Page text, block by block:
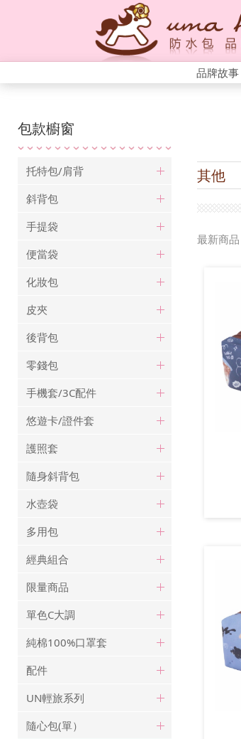
品牌故事
包款櫥窗
托特包/肩背
斜背包
手提袋
便當袋
化妝包
皮夾
後背包
零錢包
手機套/3C配件
悠遊卡/證件套
護照套
隨身斜背包
水壺袋
多用包
經典組合
限量商品
單色C大調
純棉100%口罩套
配件
UN輕旅系列
隨心包(單）
其他
最新商品